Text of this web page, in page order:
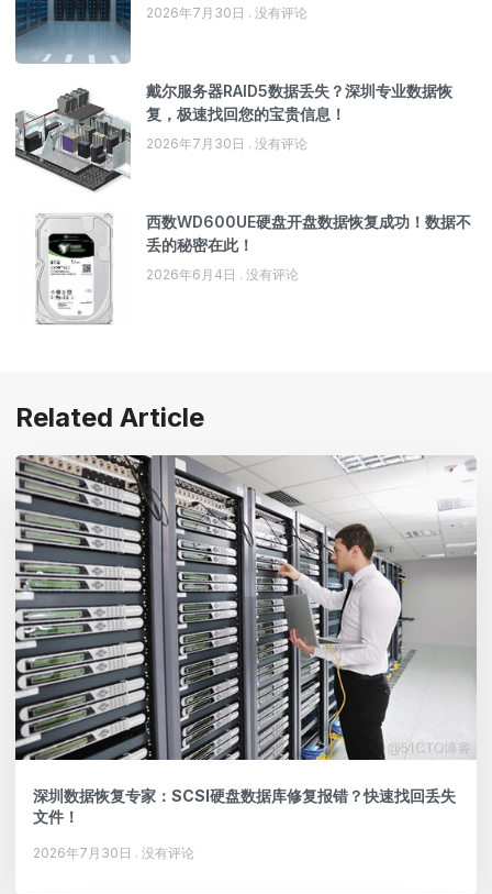
2026年7月30日 没有评论
戴尔服务器RAID5数据丢失？深圳专业数据恢
复，极速找回您的宝贵信息！
2026年7月30日 没有评论
西数WD600UE硬盘开盘数据恢复成功！数据不
丢的秘密在此！
2026年6月4日 没有评论
Related Article
深圳数据恢复专家：SCSI硬盘数据库修复报错？快速找回丢失
文件！
2026年7月30日 没有评论